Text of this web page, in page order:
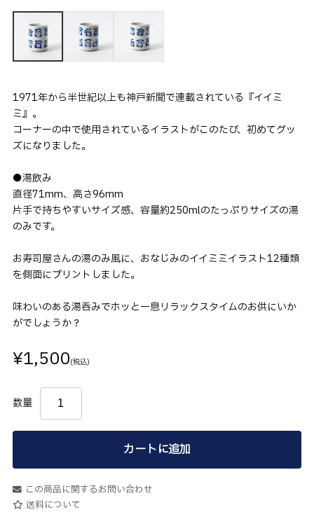
1971年から半世紀以上も神戸新聞で連載されている『イイミ
ミ』。
コーナーの中で使用されているイラストがこのたび、初めてグッ
ズになりました。
●湯飲み
直径71mm、高さ96mm
片手で持ちやすいサイズ感、容量約250mlのたっぷりサイズの湯
のみです。
お寿司屋さんの湯のみ風に、おなじみのイイミミイラスト12種類
を側面にプリントしました。
味わいのある湯呑みでホッと一息リラックスタイムのお供にいか
がでしょうか？
¥1,500(税込)
数量
カートに追加
この商品に関するお問い合わせ
送料について